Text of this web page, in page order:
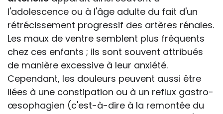
l'adolescence ou à l'âge adulte du fait d'un
rétrécissement progressif des artères rénales.
Les maux de ventre semblent plus fréquents
chez ces enfants ; ils sont souvent attribués
de manière excessive à leur anxiété.
Cependant, les douleurs peuvent aussi être
liées à une constipation ou à un reflux gastro-
œsophagien (c'est-à-dire à la remontée du